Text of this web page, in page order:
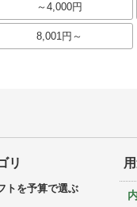
～4,000円
8,001円～
リ
トを予算で選ぶ